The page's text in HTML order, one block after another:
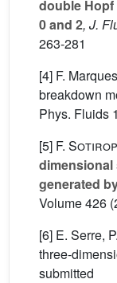
double Hopf
0 and 2, J.
263-281
[4] F.
breakdown
Phys. Fluids
[5] F.
generated
Volume 426
[6] E. Serre,
three-
submitted